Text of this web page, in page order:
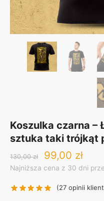
Koszulka czarna –
sztuka taki trójkąt
130,00zł
Original
price
130,00 zł.
99,00 zł
price
99,00
Najniższa cena z 30 dni
(27 opinii